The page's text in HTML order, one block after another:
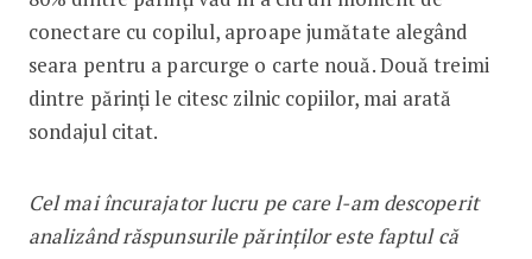
conectare cu copilul, aproape jumătate alegând
seara pentru a parcurge o carte nouă. Două treimi
dintre părinți le citesc zilnic copiilor, mai arată
sondajul citat.
Cel mai încurajator lucru pe care l-am descoperit
analizând răspunsurile părinților este faptul că